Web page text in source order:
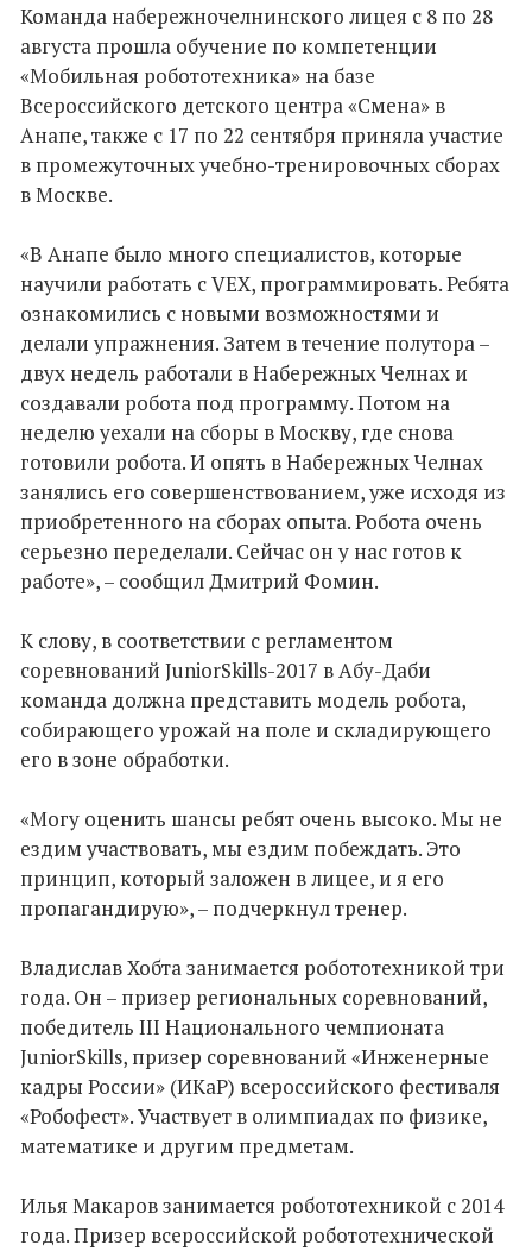
Команда набережночелнинского лицея с 8 по 28
августа прошла обучение по компетенции
«Мобильная робототехника» на базе
Всероссийского детского центра «Смена» в
Анапе, также с 17 по 22 сентября приняла участие
в промежуточных учебно-тренировочных сборах
в Москве.
«В Анапе было много специалистов, которые
научили работать с VEX, программировать. Ребята
ознакомились с новыми возможностями и
делали упражнения. Затем в течение полутора –
двух недель работали в Набережных Челнах и
создавали робота под программу. Потом на
неделю уехали на сборы в Москву, где снова
готовили робота. И опять в Набережных Челнах
занялись его совершенствованием, уже исходя из
приобретенного на сборах опыта. Робота очень
серьезно переделали. Сейчас он у нас готов к
работе», – сообщил Дмитрий Фомин.
К слову, в соответствии с регламентом
соревнований JuniorSkills-2017 в Абу-Даби
команда должна представить модель робота,
собирающего урожай на поле и складирующего
его в зоне обработки.
«Могу оценить шансы ребят очень высоко. Мы не
ездим участвовать, мы ездим побеждать. Это
принцип, который заложен в лицее, и я его
пропагандирую», – подчеркнул тренер.
Владислав Хобта занимается робототехникой три
года. Он – призер региональных соревнований,
победитель III Национального чемпионата
JuniorSkills, призер соревнований «Инженерные
кадры России» (ИКаР) всероссийского фестиваля
«Робофест». Участвует в олимпиадах по физике,
математике и другим предметам.
Илья Макаров занимается робототехникой с 2014
года. Призер всероссийской робототехнической